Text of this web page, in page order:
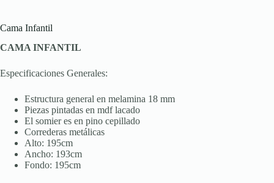
Cama Infantil
CAMA INFANTIL
Especificaciones Generales:
Estructura general en melamina 18 mm
Piezas pintadas en mdf lacado
El somier es en pino cepillado
Correderas metálicas
Alto: 195cm
Ancho: 193cm
Fondo: 195cm